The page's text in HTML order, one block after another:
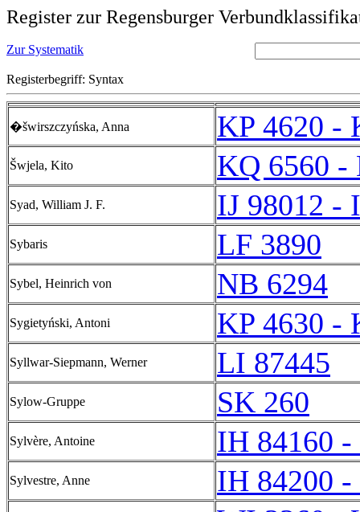
Register zur Regensburger
Zur Systematik
Registerbegriff: Syntax
�šwirszczyńska, Anna KP 4620 -
Šwjela, Kito KQ 6560 -
Syad, William J. F. IJ 98012 -
Sybaris LF 3890
Sybel, Heinrich von NB 6294
Sygietyński, Antoni KP 4630 -
Syllwar-Siepmann, Werner LI 87445
Sylow-Gruppe SK 260
Sylvère, Antoine IH 84160
Sylvestre, Anne IH 84200